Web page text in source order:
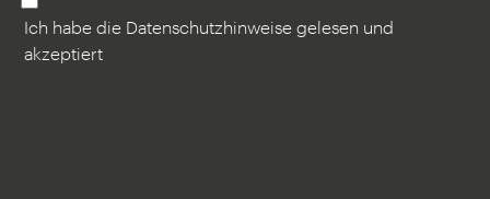
Ich habe die Datenschutzhinweise gelesen und
akzeptiert